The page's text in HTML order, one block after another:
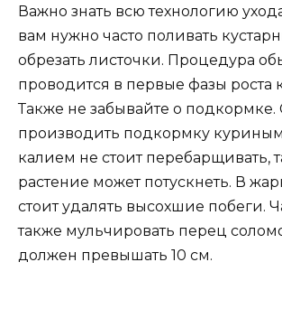
Важно знать всю технологию
вам нужно часто поливать
обрезать листочки. Процедура
проводится в первые фазы роста
Также не забывайте о подкормке.
производить подкормку
калием не стоит перебарщивать,
растение может потускнеть. В
стоит удалять высохшие побеги.
также мульчировать перец
должен превышать 10 см.